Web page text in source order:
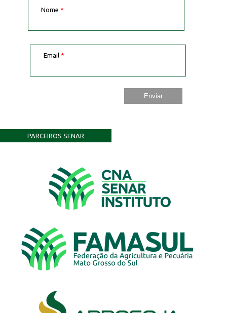
Nome *
Email *
PARCEIROS SENAR